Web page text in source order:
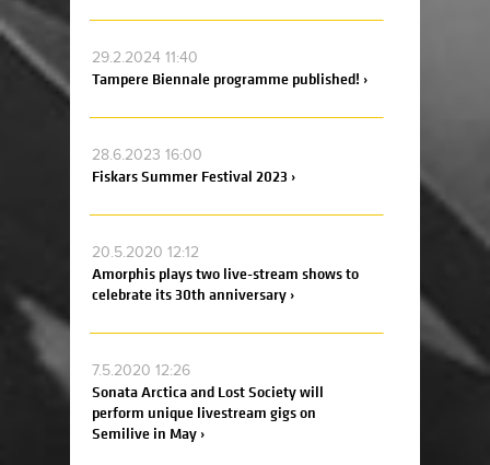
29.2.2024 11:40
Tampere Biennale programme published! ›
28.6.2023 16:00
Fiskars Summer Festival 2023 ›
20.5.2020 12:12
Amorphis plays two live-stream shows to
celebrate its 30th anniversary ›
7.5.2020 12:26
Sonata Arctica and Lost Society will
perform unique livestream gigs on
Semilive in May ›